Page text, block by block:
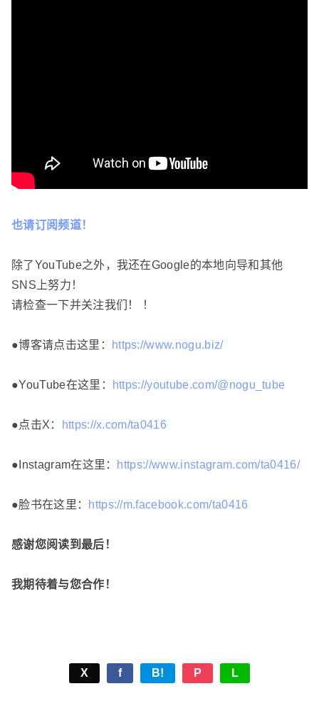
也请订阅频道！
除了YouTube之外，我还在Google的本地向导和其他
SNS上努力！
请检查一下并关注我们！ ！
●博客请点击这里： https://www.nogu.biz/
●YouTube在这里： https://youtube.com/@nogu_tube
●点击X： https://x.com/ta0416
●Instagram在这里： https://www.instagram.com/ta0416/
●脸书在这里： https://m.facebook.com/ta0416
感谢您阅读到最后！
我期待着与您合作！
X f B! P L